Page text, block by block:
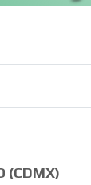
(CDMX)